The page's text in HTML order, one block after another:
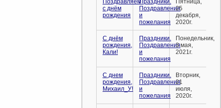
Поздравляем
с днём
рождения
Праздники.
Поздравления
и
пожелания
Пятница,
25
декабря,
2020г.
С днём
рождения,
Кали!
Праздники.
Поздравления
и
пожелания
Понедельник,
3 мая,
2021г.
С днем
рождения,
Михаил_У!
Праздники.
Поздравления
и
пожелания
Вторник,
21
июля,
2020г.